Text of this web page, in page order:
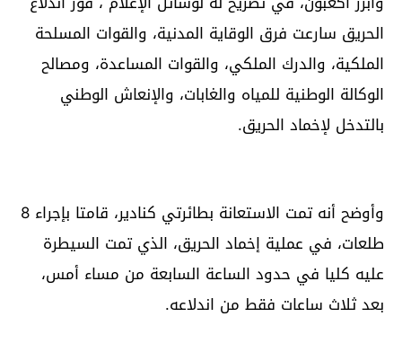
الحريق سارعت فرق الوقاية المدنية، والقوات المسلحة
الملكية، والدرك الملكي، والقوات المساعدة، ومصالح
الوكالة الوطنية للمياه والغابات، والإنعاش الوطني
بالتدخل لإخماد الحريق.
وأوضح أنه تمت الاستعانة بطائرتي كنادير، قامتا بإجراء 8
طلعات، في عملية إخماد الحريق، الذي تمت السيطرة
عليه كليا في حدود الساعة السابعة من مساء أمس،
بعد ثلاث ساعات فقط من اندلاعه.